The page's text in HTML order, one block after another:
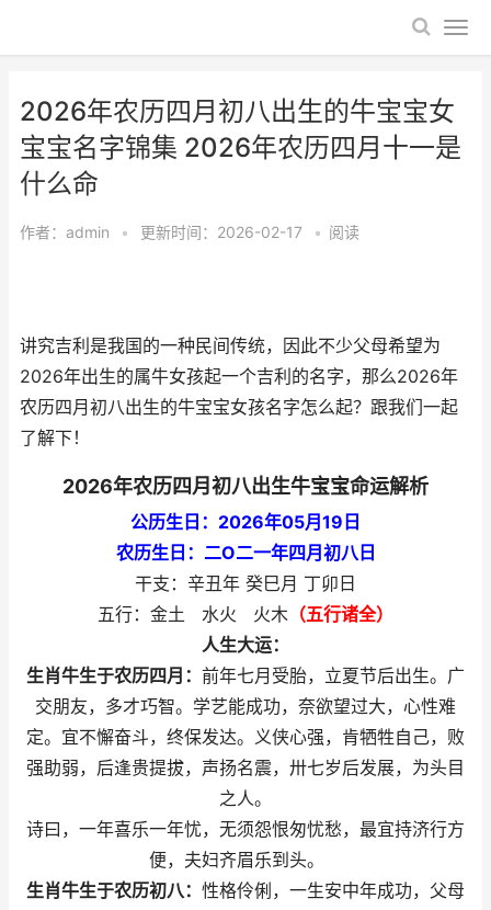
2026年农历四月初八出生的牛宝宝女
宝宝名字锦集 2026年农历四月十一是
什么命
作者： admin • 更新时间：2026-02-17 • 阅读
讲究吉利是我国的一种民间传统，因此不少父母希望为
2026年出生的属牛女孩起一个吉利的名字，那么2026年
农历四月初八出生的牛宝宝女孩名字怎么起？跟我们一起
了解下！
2026年农历四月初八出生牛宝宝命运解析
公历生日：2026年05月19日
农历生日：二O二一年四月初八日
干支：辛丑年 癸巳月 丁卯日
五行：金土 水火 火木 （五行诸全）
人生大运：
生肖牛生于农历四月： 前年七月受胎，立夏节后出生。广
交朋友，多才巧智。学艺能成功，奈欲望过大，心性难
定。宜不懈奋斗，终保发达。义侠心强，肯牺牲自己，败
强助弱，后逢贵提拔，声扬名震，卅七岁后发展，为头目
之人。
诗曰，一年喜乐一年忧，无须怨恨匆忧愁，最宜持济行方
便，夫妇齐眉乐到头。
生肖牛生于农历初八： 性格伶俐，一生安中年成功，父母